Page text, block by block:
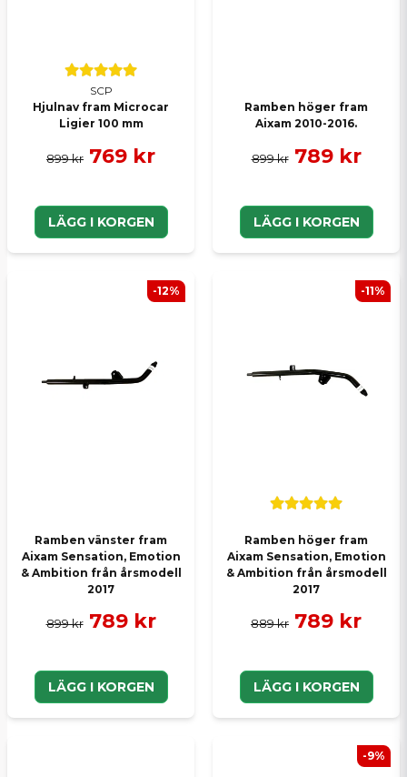
SCP
Hjulnav fram Microcar
Ligier 100 mm
899 kr 769 kr
LÄGG I KORGEN
Ramben höger fram
Aixam 2010-2016.
899 kr 789 kr
LÄGG I KORGEN
Ramben vänster fram
Aixam Sensation, Emotion
& Ambition från årsmodell
2017
899 kr 789 kr
LÄGG I KORGEN
-12%
Ramben höger fram
Aixam Sensation, Emotion
& Ambition från årsmodell
2017
889 kr 789 kr
LÄGG I KORGEN
-11%
-9%